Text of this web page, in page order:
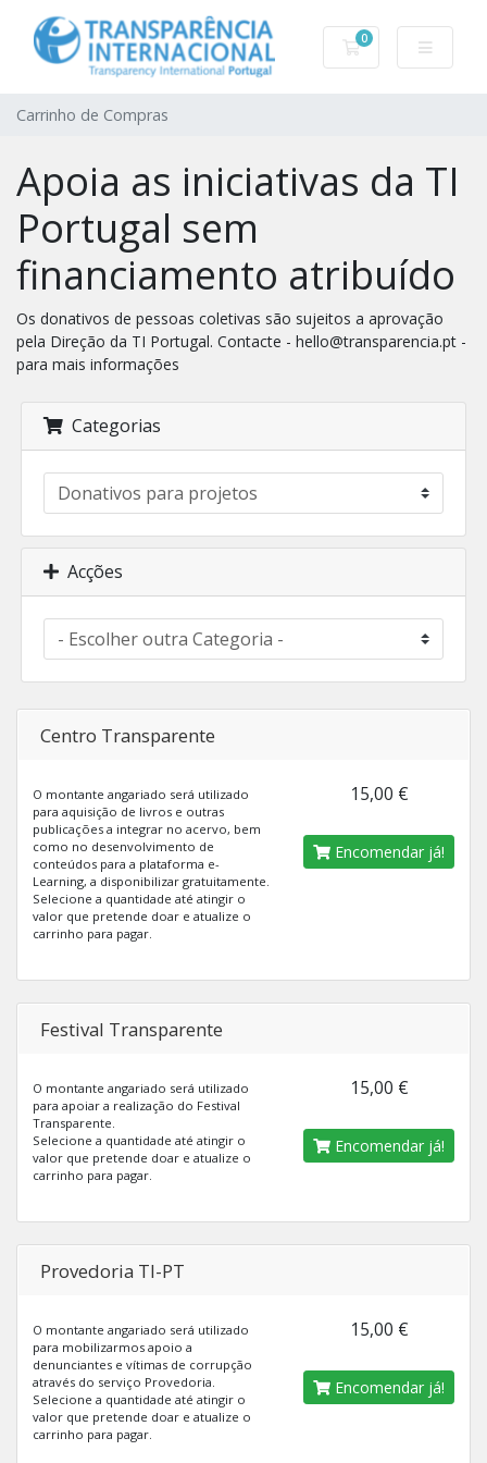
0
Carrinho de
Carrinho de Compras
Apoia as iniciativas da TI
Portugal sem
financiamento atribuído
Os donativos de pessoas coletivas são sujeitos a aprovação
pela Direção da TI Portugal. Contacte - hello@transparencia.pt -
para mais informações
Categorias
Acções
Centro Transparente
O montante angariado será utilizado
para aquisição de livros e outras
publicações a integrar no acervo, bem
como no desenvolvimento de
conteúdos para a plataforma e-
Learning, a disponibilizar gratuitamente.
Selecione a quantidade até atingir o
valor que pretende doar e atualize o
carrinho para pagar.
15,00 €
Encomendar já!
Festival Transparente
O montante angariado será utilizado
para apoiar a realização do Festival
Transparente.
Selecione a quantidade até atingir o
valor que pretende doar e atualize o
carrinho para pagar.
15,00 €
Encomendar já!
Provedoria TI-PT
O montante angariado será utilizado
para mobilizarmos apoio a
denunciantes e vítimas de corrupção
através do serviço Provedoria.
Selecione a quantidade até atingir o
valor que pretende doar e atualize o
carrinho para pagar.
15,00 €
Encomendar já!